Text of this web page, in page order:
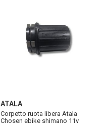
ATALA
Corpetto ruota libera Atala
Chosen ebike shimano 11v